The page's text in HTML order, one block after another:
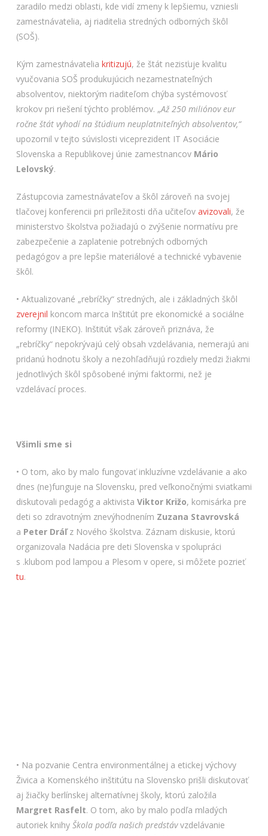
zaradilo medzi oblasti, kde vidí zmeny k lepšiemu, vzniesli
zamestnávatelia, aj riaditelia stredných odborných škôl
(SOŠ).
Kým zamestnávatelia kritizujú, že štát nezisťuje kvalitu
vyučovania SOŠ produkujúcich nezamestnateľných
absolventov, niektorým riaditeľom chýba systémovosť
krokov pri riešení týchto problémov. „Až 250 miliónov eur
ročne štát vyhodí na štúdium neuplatniteľných absolventov,“
upozornil v tejto súvislosti viceprezident IT Asociácie
Slovenska a Republikovej únie zamestnancov Mário
Lelovský.
Zástupcovia zamestnávateľov a škôl zároveň na svojej
tlačovej konferencii pri príležitosti dňa učiteľov avizovali, že
ministerstvo školstva požiadajú o zvýšenie normatívu pre
zabezpečenie a zaplatenie potrebných odborných
pedagógov a pre lepšie materiálové a technické vybavenie
škôl.
• Aktualizované „rebríčky“ stredných, ale i základných škôl
zverejnil koncom marca Inštitút pre ekonomické a sociálne
reformy (INEKO). Inštitút však zároveň priznáva, že
„rebríčky“ nepokrývajú celý obsah vzdelávania, nemerajú ani
pridanú hodnotu školy a nezohľadňujú rozdiely medzi žiakmi
jednotlivých škôl spôsobené inými faktormi, než je
vzdelávací proces.
Všimli sme si
• O tom, ako by malo fungovať inkluzívne vzdelávanie a ako
dnes (ne)funguje na Slovensku, pred veľkonočnými sviatkami
diskutovali pedagóg a aktivista Viktor Križo, komisárka pre
deti so zdravotným znevýhodnením Zuzana Stavrovská
a Peter Dráľz Nového školstva. Záznam diskusie, ktorú
organizovala Nadácia pre deti Slovenska v spolupráci
s .klubom pod lampou a Plesom v opere, si môžete pozrieť
tu.
• Na pozvanie Centra environmentálnej a etickej výchovy
Živica a Komenského inštitútu na Slovensko prišli diskutovať
aj žiačky berlínskej alternatívnej školy, ktorú založila
Margret Rasfelt. O tom, ako by malo podľa mladých
autoriek knihy Škola podľa našich predstávvzdelávanie